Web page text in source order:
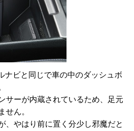
ナビと同じで車の中のダッシュボ
サーが内蔵されているため、足元
せん。
、やはり前に置く分少し邪魔だと